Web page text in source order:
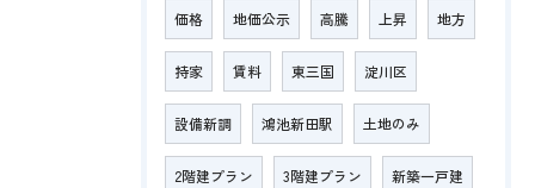
価格 地価公示 高騰 上昇 地方
持家 賃料 東三国 淀川区
設備新調 鴻池新田駅 土地のみ
2階建プラン 3階建プラン 新築一戸建